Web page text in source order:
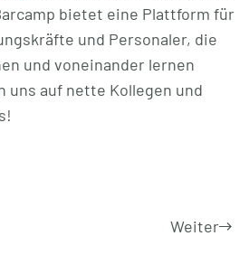
bietet eine Plattform für
und Personaler, die
und voneinander lernen
uns auf nette Kollegen und
Weiter